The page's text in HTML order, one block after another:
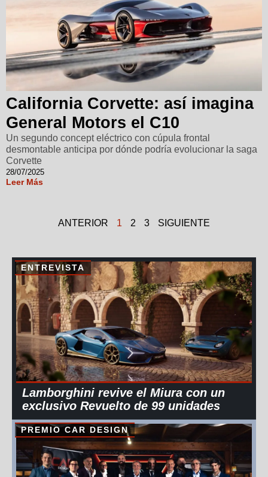
California Corvette: así imagina
General Motors el C10
Un segundo concept eléctrico con cúpula frontal
desmontable anticipa por dónde podría evolucionar la saga
Corvette
28/07/2025
Leer Más
ANTERIOR 1 2 3 SIGUIENTE
ENTREVISTA
Lamborghini revive el Miura con un
exclusivo Revuelto de 99 unidades
PREMIO CAR DESIGN